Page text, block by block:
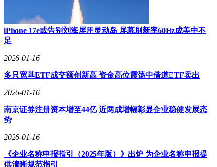
AI角色，覆盖职场创意讨论、办公任务协作、家庭生活规划
以及趣味互动等多元化场景。通过深度学习技术，AI能够实
时解析群聊对话的上下文信息，精准识别成员意图，并依据讨
论氛围智能判断介入时机，实现自然流畅的主动应答。
技术层面，这一功能的实现依托于文心大模型对多轮对话管
露，内测阶段将重点优化AI在复杂社交场景中的响应策略，
方式。
国际权威评测机构LMArena最新发布的榜单显示，文心大模型
ERNIE-5.0-0110以1460分跻身文本生成领域全球前十，位列国
内第一。在数学推理专项评测中，该模型更以全球第二的成绩
型5.0 Preview版本已在同一榜单中取得全球并列第二的佳绩。
iPhone 17e或告别刘海屏用灵动岛 屏幕刷新率60Hz成美中不
足
2026-01-16
多只宽基ETF成交额创新高 资金高位震荡中借道ETF卖出
2026-01-16
南京证券注册资本增至44亿 近两成增幅彰显企业稳健发展态
势
2026-01-16
《企业名称申报指引（2025年版）》出炉 为企业名称申报提
供清晰规范指引